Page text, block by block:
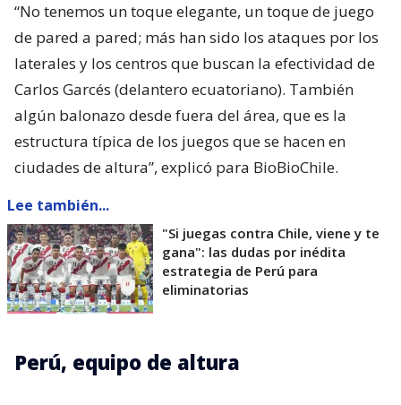
“No tenemos un toque elegante, un toque de juego
de pared a pared; más han sido los ataques por los
laterales y los centros que buscan la efectividad de
Carlos Garcés (delantero ecuatoriano). También
algún balonazo desde fuera del área, que es la
estructura típica de los juegos que se hacen en
ciudades de altura”, explicó para BioBioChile.
Lee también...
"Si juegas contra Chile, viene y te
gana": las dudas por inédita
estrategia de Perú para
eliminatorias
Perú, equipo de altura